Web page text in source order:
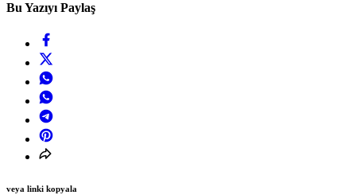
Bu Yazıyı Paylaş
veya linki kopyala